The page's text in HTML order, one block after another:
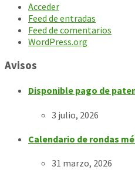
Acceder
Feed de entradas
Feed de comentarios
WordPress.org
Avisos
Disponible pago de
3 julio, 2026
Calendario de rondas
31 marzo, 2026